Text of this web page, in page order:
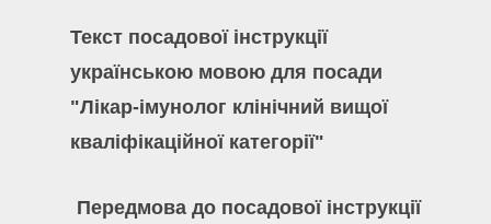
Текст посадової інструкції
українською мовою для посади
"Лікар-імунолог клінічний вищої
кваліфікаційної категорії"
Передмова до посадової інструкції